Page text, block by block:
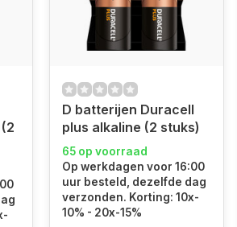
D batterijen Duracell
plus alkaline (2 stuks)
65 op voorraad
Op werkdagen voor 16:00
uur besteld, dezelfde dag
verzonden. Korting: 10x-
10% - 20x-15%